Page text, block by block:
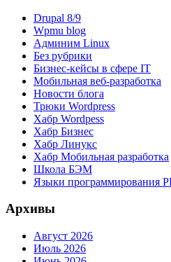
Drupal 8/9
Wpmu blog
Админим Linux
Без рубрики
Бизнес-кейсы в сфере IT
Мобильная веб-разработка
Новости блога
Трюки Wordpress
Хабр Wordpess
Хабр Бизнес
Хабр Линукс
Хабр Мобильная разработка
Школа БЭМ
Языки программирования
Архивы
Август 2026
Июль 2026